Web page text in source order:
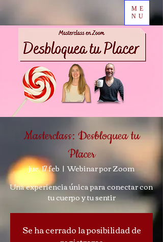
ME
NU
Masterclass: Desbloquea tu
Placer
jue, 17 feb
  |
Webinar por Zoom
Una experiencia única para conectar con
tu cuerpo y tu sentir
Se ha cerrado la posibilidad de